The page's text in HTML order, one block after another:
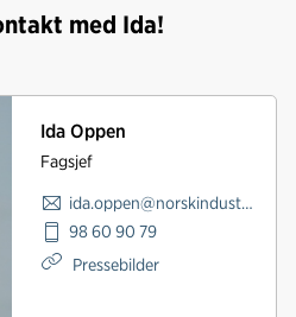
med Ida!
Ida Oppen
Fagsjef
ida.oppen@norskindustri.no
98 60 90 79
Pressebilder